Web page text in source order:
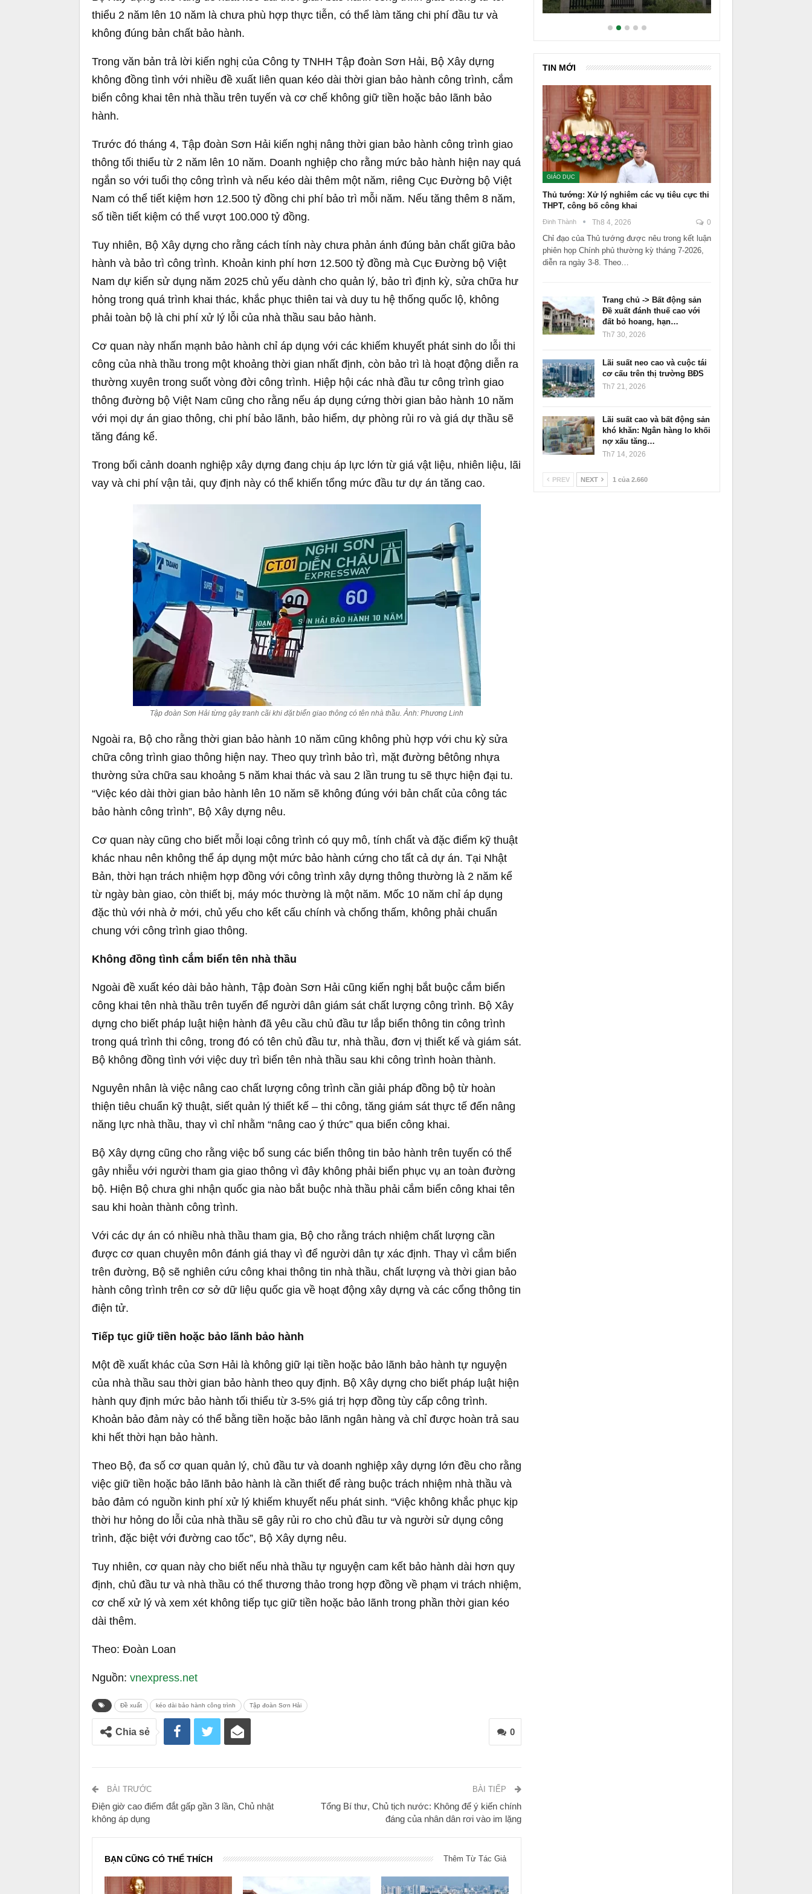
thiểu 2 năm lên 10 năm là chưa phù hợp thực tiễn, có thể làm tăng chi phí đầu tư và
không đúng bản chất bảo hành.
Trong văn bản trả lời kiến nghị của Công ty TNHH Tập đoàn Sơn Hải, Bộ Xây dựng
không đồng tình với nhiều đề xuất liên quan kéo dài thời gian bảo hành công trình, cắm
biển công khai tên nhà thầu trên tuyến và cơ chế không giữ tiền hoặc bảo lãnh bảo
hành.
Trước đó tháng 4, Tập đoàn Sơn Hải kiến nghị nâng thời gian bảo hành công trình giao
thông tối thiểu từ 2 năm lên 10 năm. Doanh nghiệp cho rằng mức bảo hành hiện nay quá
ngắn so với tuổi thọ công trình và nếu kéo dài thêm một năm, riêng Cục Đường bộ Việt
Nam có thể tiết kiệm hơn 12.500 tỷ đồng chi phí bảo trì mỗi năm. Nếu tăng thêm 8 năm,
số tiền tiết kiệm có thể vượt 100.000 tỷ đồng.
Tuy nhiên, Bộ Xây dựng cho rằng cách tính này chưa phản ánh đúng bản chất giữa bảo
hành và bảo trì công trình. Khoản kinh phí hơn 12.500 tỷ đồng mà Cục Đường bộ Việt
Nam dự kiến sử dụng năm 2025 chủ yếu dành cho quản lý, bảo trì định kỳ, sửa chữa hư
hỏng trong quá trình khai thác, khắc phục thiên tai và duy tu hệ thống quốc lộ, không
phải toàn bộ là chi phí xử lý lỗi của nhà thầu sau bảo hành.
Cơ quan này nhấn mạnh bảo hành chỉ áp dụng với các khiếm khuyết phát sinh do lỗi thi
công của nhà thầu trong một khoảng thời gian nhất định, còn bảo trì là hoạt động diễn ra
thường xuyên trong suốt vòng đời công trình. Hiệp hội các nhà đầu tư công trình giao
thông đường bộ Việt Nam cũng cho rằng nếu áp dụng cứng thời gian bảo hành 10 năm
với mọi dự án giao thông, chi phí bảo lãnh, bảo hiểm, dự phòng rủi ro và giá dự thầu sẽ
tăng đáng kể.
Trong bối cảnh doanh nghiệp xây dựng đang chịu áp lực lớn từ giá vật liệu, nhiên liệu, lãi
vay và chi phí vận tải, quy định này có thể khiến tổng mức đầu tư dự án tăng cao.
Tập đoàn Sơn Hải từng gây tranh cãi khi đặt biển giao thông có tên nhà thầu. Ảnh: Phương Linh
Ngoài ra, Bộ cho rằng thời gian bảo hành 10 năm cũng không phù hợp với chu kỳ sửa
chữa công trình giao thông hiện nay. Theo quy trình bảo trì, mặt đường bêtông nhựa
thường sửa chữa sau khoảng 5 năm khai thác và sau 2 lần trung tu sẽ thực hiện đại tu.
“Việc kéo dài thời gian bảo hành lên 10 năm sẽ không đúng với bản chất của công tác
bảo hành công trình”, Bộ Xây dựng nêu.
Cơ quan này cũng cho biết mỗi loại công trình có quy mô, tính chất và đặc điểm kỹ thuật
khác nhau nên không thể áp dụng một mức bảo hành cứng cho tất cả dự án. Tại Nhật
Bản, thời hạn trách nhiệm hợp đồng với công trình xây dựng thông thường là 2 năm kể
từ ngày bàn giao, còn thiết bị, máy móc thường là một năm. Mốc 10 năm chỉ áp dụng
đặc thù với nhà ở mới, chủ yếu cho kết cấu chính và chống thấm, không phải chuẩn
chung với công trình giao thông.
Không đồng tình cắm biển tên nhà thầu
Ngoài đề xuất kéo dài bảo hành, Tập đoàn Sơn Hải cũng kiến nghị bắt buộc cắm biển
công khai tên nhà thầu trên tuyến để người dân giám sát chất lượng công trình. Bộ Xây
dựng cho biết pháp luật hiện hành đã yêu cầu chủ đầu tư lắp biển thông tin công trình
trong quá trình thi công, trong đó có tên chủ đầu tư, nhà thầu, đơn vị thiết kế và giám sát.
Bộ không đồng tình với việc duy trì biển tên nhà thầu sau khi công trình hoàn thành.
Nguyên nhân là việc nâng cao chất lượng công trình cần giải pháp đồng bộ từ hoàn
thiện tiêu chuẩn kỹ thuật, siết quản lý thiết kế – thi công, tăng giám sát thực tế đến nâng
năng lực nhà thầu, thay vì chỉ nhằm “nâng cao ý thức” qua biển công khai.
Bộ Xây dựng cũng cho rằng việc bổ sung các biển thông tin bảo hành trên tuyến có thể
gây nhiễu với người tham gia giao thông vì đây không phải biển phục vụ an toàn đường
bộ. Hiện Bộ chưa ghi nhận quốc gia nào bắt buộc nhà thầu phải cắm biển công khai tên
sau khi hoàn thành công trình.
Với các dự án có nhiều nhà thầu tham gia, Bộ cho rằng trách nhiệm chất lượng cần
được cơ quan chuyên môn đánh giá thay vì để người dân tự xác định. Thay vì cắm biển
trên đường, Bộ sẽ nghiên cứu công khai thông tin nhà thầu, chất lượng và thời gian bảo
hành công trình trên cơ sở dữ liệu quốc gia về hoạt động xây dựng và các cổng thông tin
điện tử.
Tiếp tục giữ tiền hoặc bảo lãnh bảo hành
Một đề xuất khác của Sơn Hải là không giữ lại tiền hoặc bảo lãnh bảo hành tự nguyện
của nhà thầu sau thời gian bảo hành theo quy định. Bộ Xây dựng cho biết pháp luật hiện
hành quy định mức bảo hành tối thiểu từ 3-5% giá trị hợp đồng tùy cấp công trình.
Khoản bảo đảm này có thể bằng tiền hoặc bảo lãnh ngân hàng và chỉ được hoàn trả sau
khi hết thời hạn bảo hành.
Theo Bộ, đa số cơ quan quản lý, chủ đầu tư và doanh nghiệp xây dựng lớn đều cho rằng
việc giữ tiền hoặc bảo lãnh bảo hành là cần thiết để ràng buộc trách nhiệm nhà thầu và
bảo đảm có nguồn kinh phí xử lý khiếm khuyết nếu phát sinh. “Việc không khắc phục kịp
thời hư hỏng do lỗi của nhà thầu sẽ gây rủi ro cho chủ đầu tư và người sử dụng công
trình, đặc biệt với đường cao tốc”, Bộ Xây dựng nêu.
Tuy nhiên, cơ quan này cho biết nếu nhà thầu tự nguyện cam kết bảo hành dài hơn quy
định, chủ đầu tư và nhà thầu có thể thương thảo trong hợp đồng về phạm vi trách nhiệm,
cơ chế xử lý và xem xét không tiếp tục giữ tiền hoặc bảo lãnh trong phần thời gian kéo
dài thêm.
Theo: Đoàn Loan
Nguồn: vnexpress.net
Đề xuất kéo dài bảo hành công trình Tập đoàn Sơn Hải
0
Chia sẻ
BÀI TRƯỚC
Điện giờ cao điểm đắt gấp gần 3 lần, Chủ nhật
không áp dụng
BÀI TIẾP
Tổng Bí thư, Chủ tịch nước: Không để ý kiến chính
đáng của nhân dân rơi vào im lặng
BẠN CŨNG CÓ THỂ THÍCH Thêm Từ Tác Giả
TIN MỚI
GIÁO DỤC
Thủ tướng: Xử lý nghiêm các vụ tiêu cực thi
THPT, công bố công khai
Đinh Thành Th8 4, 2026 0
Chỉ đạo của Thủ tướng được nêu trong kết luận
phiên họp Chính phủ thường kỳ tháng 7-2026,
diễn ra ngày 3-8. Theo…
Trang chủ -> Bất động sản
Đề xuất đánh thuế cao với
đất bỏ hoang, hạn…
Th7 30, 2026
Lãi suất neo cao và cuộc tái
cơ cấu trên thị trường BĐS
Th7 21, 2026
Lãi suất cao và bất động sản
khó khăn: Ngân hàng lo khối
nợ xấu tăng…
Th7 14, 2026
PREV NEXT 1 của 2.660